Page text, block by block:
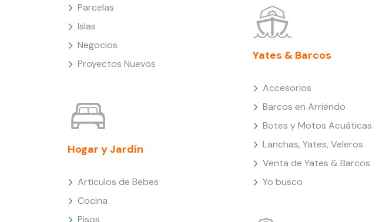
Parcelas
Islas
Negocios
Proyectos Nuevos
Hogar y Jardín
Artículos de Bebes
Cocina
Pisos
Yates & Barcos
Accesorios
Barcos en Arriendo
Botes y Motos Acuáticas
Lanchas, Yates, Veleros
Venta de Yates & Barcos
Yo busco